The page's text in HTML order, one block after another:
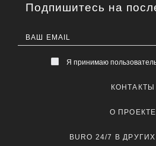
Подпишитесь на
Я принимаю
КОНТАКТЫ
О ПРОЕКТЕ
BURO 24/7 В